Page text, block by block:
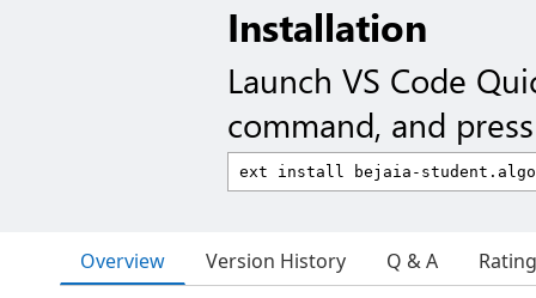
Installation
Launch VS Code
command, and
Overview Version History Q & A